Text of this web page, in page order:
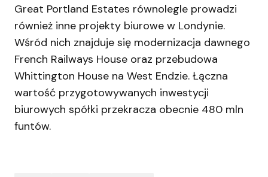
Great Portland Estates równolegle prowadzi
również inne projekty biurowe w Londynie.
Wśród nich znajduje się modernizacja dawnego
French Railways House oraz przebudowa
Whittington House na West Endzie. Łączna
wartość przygotowywanych inwestycji
biurowych spółki przekracza obecnie 480 mln
funtów.